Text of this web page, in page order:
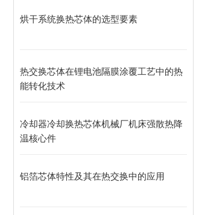
烘干系统换热芯体的选型要素
热交换芯体在锂电池隔膜涂覆工艺中的热
能转化技术
冷却器冷却换热芯体机械厂机床强散热降
温核心件
铝箔芯体特性及其在热交换中的应用